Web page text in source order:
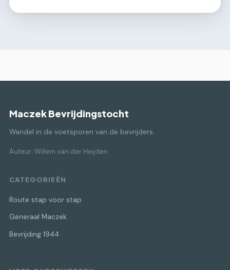
Maczek Bevrijdingstocht
Wandel in de voetsporen van de bevrijders.
Auteur: Willem van der Heijden
CATEGORIEËN
Route stap voor stap
Generaal Maczek
Bevrijding 1944